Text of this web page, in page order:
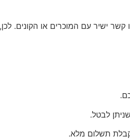
קשר ישיר עם המוכרים או
לבטל.
תשלום מלא.